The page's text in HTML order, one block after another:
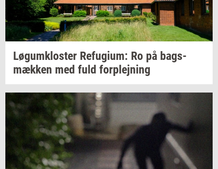
Løgum­klo­ster Re­fu­gi­um: Ro på bags­
mæk­ken med fuld for­plej­ning